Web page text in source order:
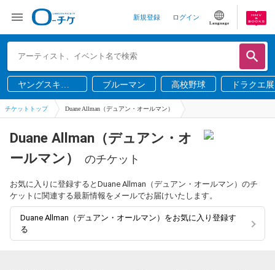
新規登録 ログイン
Language
ヤングスキニ
ー
ブルーマン 高校野球 ドラクエ展
チケットトップ Duane Allman（デュアン・オールマン）
Duane Allman（デュアン・オ
ールマン）
のチケット
お気に入りに登録するとDuane Allman（デュアン・オールマン）のチ
ケットに関連する最新情報をメールでお届けいたします。
Duane Allman（デュアン・オールマン）をお気に入り登録す
る